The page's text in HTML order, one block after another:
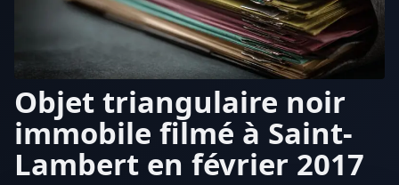
Objet triangulaire noir
immobile filmé à Saint-
Lambert en février 2017